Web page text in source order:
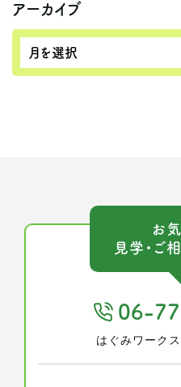
アーカイブ
お
見学・ご
06-
はぐみワーク